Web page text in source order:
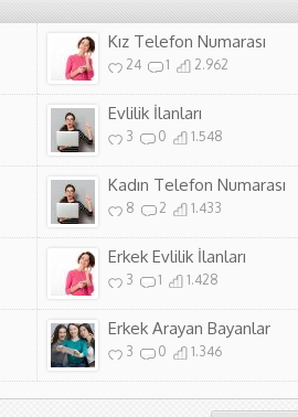
Kız Telefon Numarası
24 1 2.962
Evlilik İlanları
3 0 1.548
Kadın Telefon Numarası
8 2 1.433
Erkek Evlilik İlanları
3 1 1.428
Erkek Arayan Bayanlar
3 0 1.346